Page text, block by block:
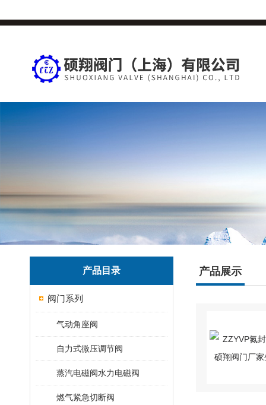
产品目录
阀门系列
气动角座阀
自力式微压调节阀
蒸汽电磁阀水力电磁阀
燃气紧急切断阀
产品展示